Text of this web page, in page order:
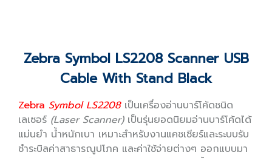
Zebra Symbol LS2208 Scanner USB
Cable With Stand Black
Zebra Symbol LS2208เป็นเครื่องอ่านบาร์โค้ดชนิด
เลเซอร์ (Laser Scanner)เป็นรุ่นยอดนิยมอ่านบาร์โค้ดได้
แม่นยำ น้ำหนักเบา เหมาะสำหรับงานแคชเชียร์และระบบรับ
ชำระบิลค่าสาธารณูปโภค และค่าใช้จ่ายต่างๆ ออกแบบมา